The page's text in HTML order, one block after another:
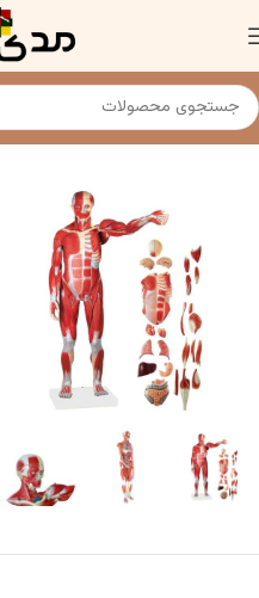
خانه مولاژ و مانکن پزشکی